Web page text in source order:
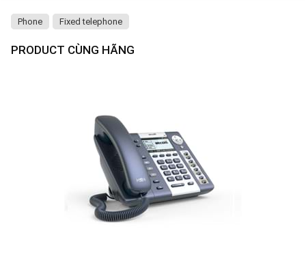
Phone Fixed telephone
PRODUCT CÙNG HÃNG